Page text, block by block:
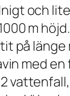
och
m
på
med